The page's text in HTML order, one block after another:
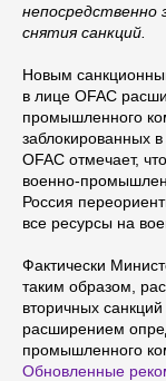
непосредственно
снятия санкций.
Новым
в лице OFAC
промышленного
заблокированных в
OFAC отмечает,
военно-
Россия
все ресурсы на
Фактически
таким образом,
вторичных
расширением
промышленного
Обновленные